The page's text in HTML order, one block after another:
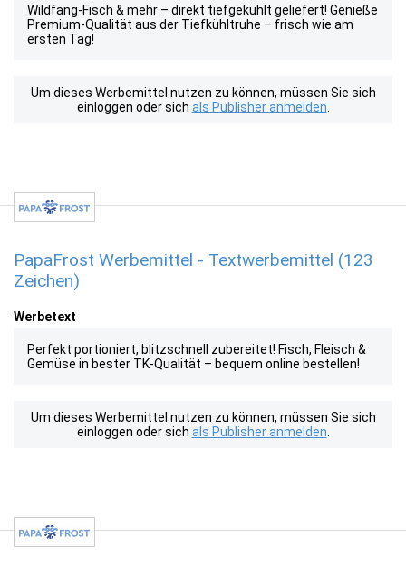
Wildfang-Fisch & mehr – direkt tiefgekühlt geliefert! Genieße
Premium-Qualität aus der Tiefkühltruhe – frisch wie am
ersten Tag!
Um dieses Werbemittel nutzen zu können, müssen Sie sich
einloggen oder sich als Publisher anmelden
PapaFrost Werbemittel - Textwerbemittel (123
Zeichen)
Werbetext
Perfekt portioniert, blitzschnell zubereitet! Fisch, Fleisch &
Gemüse in bester TK-Qualität – bequem online bestellen!
Um dieses Werbemittel nutzen zu können, müssen Sie sich
einloggen oder sich als Publisher anmelden